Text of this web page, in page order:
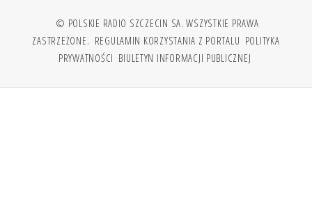
© POLSKIE RADIO SZCZECIN SA. WSZYSTKIE PRAWA
ZASTRZEŻONE. REGULAMIN KORZYSTANIA Z PORTALU POLITYKA
PRYWATNOŚCI BIULETYN INFORMACJI PUBLICZNEJ